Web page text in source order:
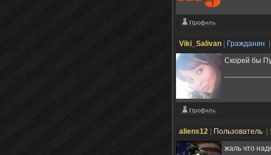
Viki_Salivan Гражданин
Скорей бы
aliens12 Пользователь
жаль что